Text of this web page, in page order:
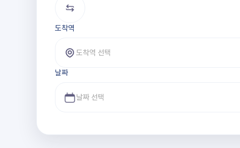
도착역
도착역 선택
날짜